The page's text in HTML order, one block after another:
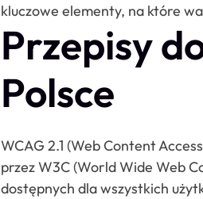
kluczowe elementy, na które
Przepisy
Polsce
WCAG 2.1 (Web Content
przez W3C (World Wide Web
dostępnych dla wszystkich